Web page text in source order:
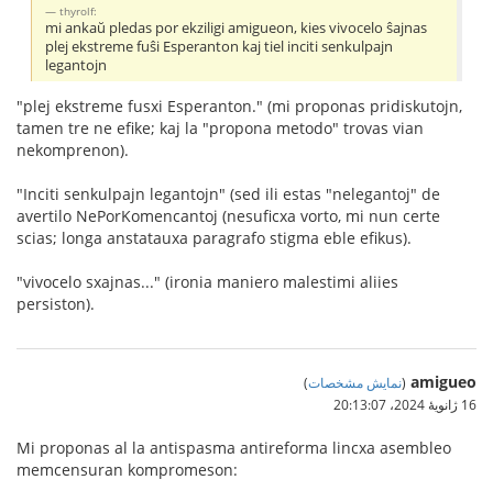
thyrolf:
mi ankaŭ pledas por ekziligi amigueon, kies vivocelo ŝajnas
plej ekstreme fuŝi Esperanton kaj tiel inciti senkulpajn
legantojn
"plej ekstreme fusxi Esperanton." (mi proponas pridiskutojn,
tamen tre ne efike; kaj la "propona metodo" trovas vian
nekomprenon).
"Inciti senkulpajn legantojn" (sed ili estas "nelegantoj" de
avertilo NePorKomencantoj (nesuficxa vorto, mi nun certe
scias; longa anstatauxa paragrafo stigma eble efikus).
"vivocelo sxajnas..." (ironia maniero malestimi aliies
persiston).
amigueo
(نمایش مشخصات)
16 ژانویهٔ 2024،‏ 20:13:07
Mi proponas al la antispasma antireforma lincxa asembleo
memcensuran kompromeson: